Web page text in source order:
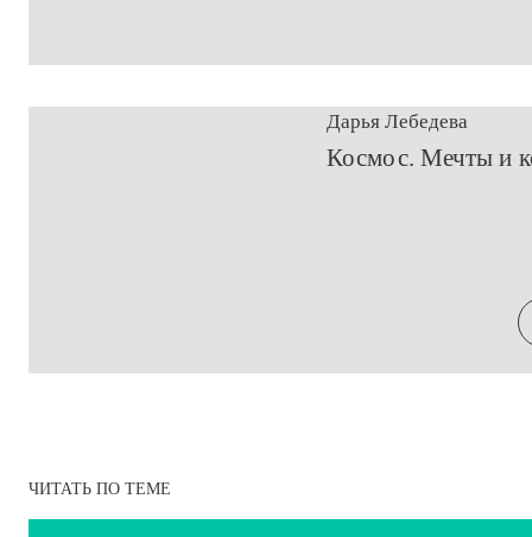
Дарья Лебедева
​Космос. Мечты и
ЧИТАТЬ ПО ТЕМЕ